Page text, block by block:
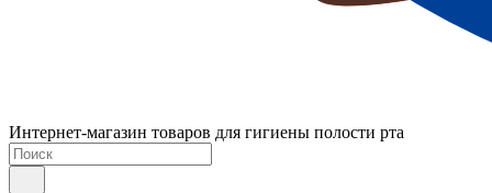
Интернет-магазин товаров для гигиены полости рта